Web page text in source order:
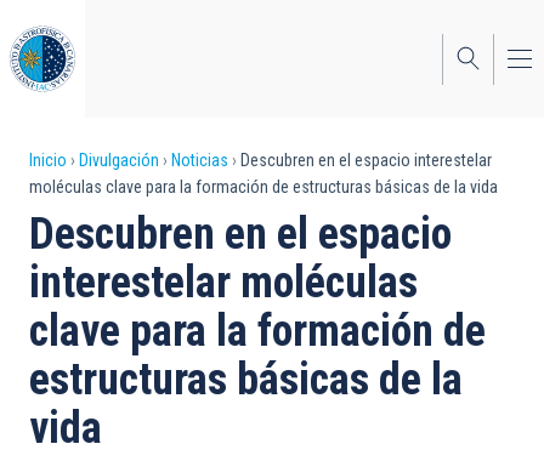
al
contenido
principal
Sobrescribir
enlaces
de
ayuda
a
la
navegación
Inicio Divulgación Noticias
Descubren en el espacio interestelar
moléculas clave para la formación de estructuras básicas de la vida
Descubren en el espacio
interestelar moléculas
clave para la formación de
estructuras básicas de la
vida